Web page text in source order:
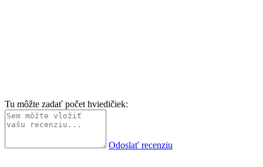
Tu môžte zadať počet hviedičiek:
Odoslať recenziu